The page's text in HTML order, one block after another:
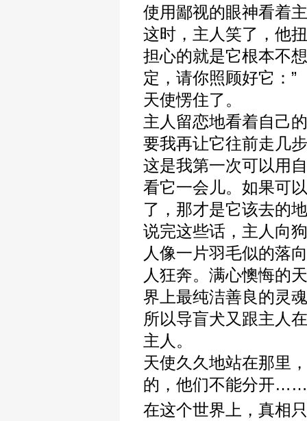
使用鄙视的眼神看着
这时，主人笑了，他
担心的就是它根本不
定，请你照顾好它：”
天使愣住了。
主人留恋地看着自己
要我再让它往前走几
这是我第一次可以用
看它一会儿。如果可
了，那才是它该去的
说完这些话，主人向
人像一片羽毛似的落
人狂奔。满心懊悔的
界上最纯洁善良的灵
所以导盲犬又跟主人
主人。
天使久久地站在那里
的，他们不能分开
在这个世界上，真相